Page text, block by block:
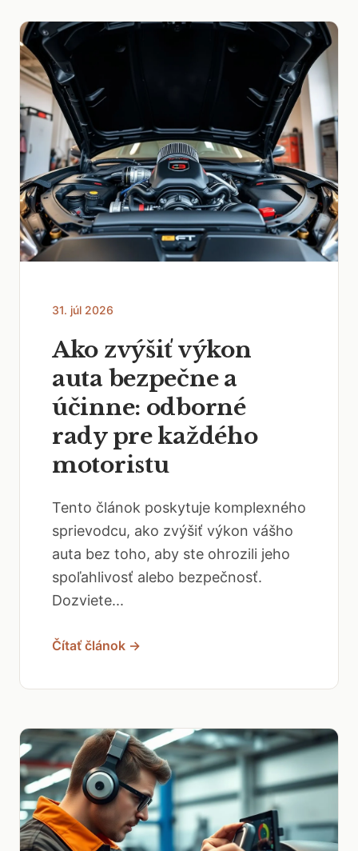
31. júl 2026
Ako zvýšiť výkon
auta bezpečne a
účinne: odborné
rady pre každého
motoristu
Tento článok poskytuje komplexného
sprievodcu, ako zvýšiť výkon vášho
auta bez toho, aby ste ohrozili jeho
spoľahlivosť alebo bezpečnosť.
Dozviete...
Čítať článok →